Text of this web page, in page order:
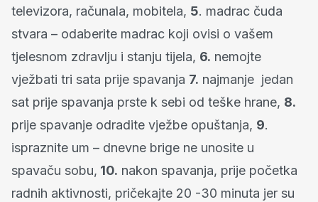
televizora, računala, mobitela, 5. madrac čuda
stvara – odaberite madrac koji ovisi o vašem
tjelesnom zdravlju i stanju tijela, 6. nemojte
vježbati tri sata prije spavanja 7. najmanje jedan
sat prije spavanja prste k sebi od teške hrane, 8.
prije spavanje odradite vježbe opuštanja, 9.
ispraznite um – dnevne brige ne unosite u
spavaču sobu, 10. nakon spavanja, prije početka
radnih aktivnosti, pričekajte 20 -30 minuta jer su